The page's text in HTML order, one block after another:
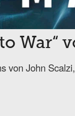
War“
von John